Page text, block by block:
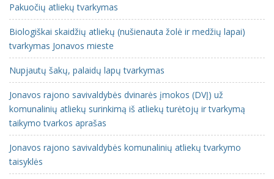
Pakuočių atliekų tvarkymas
Biologiškai skaidžių atliekų (nušienauta žolė ir medžių lapai)
tvarkymas Jonavos mieste
Nupjautų šakų, palaidų lapų tvarkymas
Jonavos rajono savivaldybės dvinarės įmokos (DVĮ) už
komunalinių atliekų surinkimą iš atliekų turėtojų ir tvarkymą
taikymo tvarkos aprašas
Jonavos rajono savivaldybės komunalinių atliekų tvarkymo
taisyklės